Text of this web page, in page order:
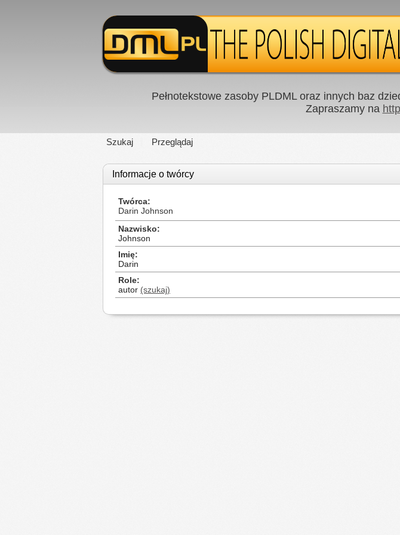
Pełnotekstowe zasoby PLDML oraz innych baz
Zapraszamy na
Szukaj Przeglądaj
Informacje o twórcy
Twórca
Darin Johnson
Nazwisko
Johnson
Imię
Darin
Role
autor (szukaj)